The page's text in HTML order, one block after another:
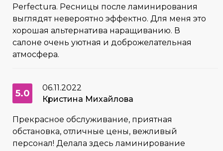
Perfectura. Ресницы после ламинирования
выглядят невероятно эффектно. Для меня это
хорошая альтернатива наращиванию. В
салоне очень уютная и доброжелательная
атмосфера.
5.0
06.11.2022
Кристина Михайлова
Прекрасное обслуживание, приятная
обстановка, отличные цены, вежливый
персонал! Делала здесь ламинирование